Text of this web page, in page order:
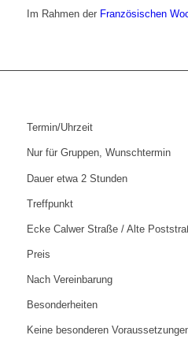
Im Rahmen der Französischen
Termin/Uhrzeit
Nur für Gruppen, Wunschtermin
Dauer etwa 2 Stunden
Treffpunkt
Ecke Calwer Straße / Alte
Preis
Nach Vereinbarung
Besonderheiten
Keine besonderen